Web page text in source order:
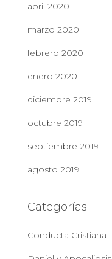
abril 2020
marzo 2020
febrero 2020
enero 2020
diciembre 2019
octubre 2019
septiembre 2019
agosto 2019
Categorías
Conducta Cristiana